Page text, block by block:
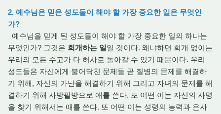
2. 예수님은 믿은 성도들이 해야 할 가장 중요한 일은 무엇인
가?
예수님을 믿게 된 성도들이 해야 할 가장 중요한 일의 하나는
무엇인가? 그것은 회개하는 일일 것이다. 왜냐하면 회개 없이는
우리의 모든 수고가 다 허사로 돌아갈 수 있기 때문이다. 우리
성도들은 자신에게 불어닥친 문제들 곧 질병의 문제를 해결하
기 위해, 자신의 가난을 해결하기 위해 그리고 자녀의 문제를 해
결하기 위해 사방팔방으로 애를 쓴다. 또 어떤 이는 자신의 사명
을 찾기 위해서는 애를 쓴다. 또 어떤 이는 성령의 능력과 은사